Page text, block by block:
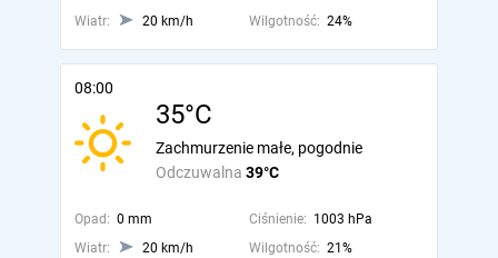
Wiatr: 20 km/h Wilgotność: 24%
08:00
35°C
Odczuwalna 39°C
Zachmurzenie małe, pogodnie
Opad: 0 mm Ciśnienie: 1003 hPa
Wiatr:
20 km/h Wilgotność: 21%